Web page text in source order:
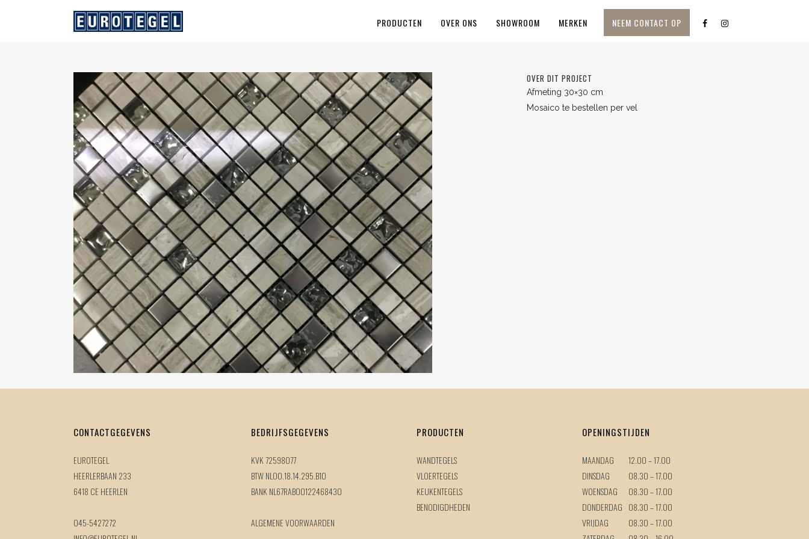
PRODUCTEN OVER ONS SHOWROOM MERKEN NEEM CONTACT OP
OVER DIT PROJECT
Afmeting 30×30 cm
Mosaico te bestellen per vel
CONTACTGEGEVENS
EUROTEGEL
HEERLERBAAN 233
6418 CE HEERLEN
045-5427272
BEDRIJFSGEGEVENS
KVK 72598077
BTW NL00.18.14.295.B10
BANK NL67RABO0122468430
ALGEMENE VOORWAARDEN
PRODUCTEN
WANDTEGELS
VLOERTEGELS
KEUKENTEGELS
BENODIGDHEDEN
OPENINGSTIJDEN
MAANDAG
12.00 – 17.00
DINSDAG
08.30 – 17.00
WOENSDAG
08.30 – 17.00
DONDERDAG 08.30 – 17.00
VRIJDAG
08.30 – 17.00